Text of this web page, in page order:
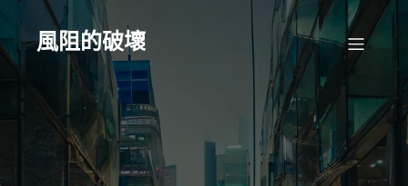
Skip
content風阻的破壞